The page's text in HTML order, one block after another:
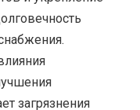
загрязнения